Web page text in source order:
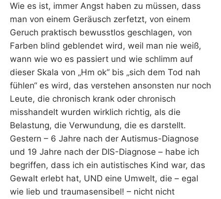
Wie es ist, immer Angst haben zu müssen, dass
man von einem Geräusch zerfetzt, von einem
Geruch praktisch bewusstlos geschlagen, von
Farben blind geblendet wird, weil man nie weiß,
wann wie wo es passiert und wie schlimm auf
dieser Skala von „Hm ok“ bis „sich dem Tod nah
fühlen“ es wird, das verstehen ansonsten nur noch
Leute, die chronisch krank oder chronisch
misshandelt wurden wirklich richtig, als die
Belastung, die Verwundung, die es darstellt.
Gestern – 6 Jahre nach der Autismus-Diagnose
und 19 Jahre nach der DIS-Diagnose – habe ich
begriffen, dass ich ein autistisches Kind war, das
Gewalt erlebt hat, UND eine Umwelt, die – egal
wie lieb und traumasensibel! – nicht nicht